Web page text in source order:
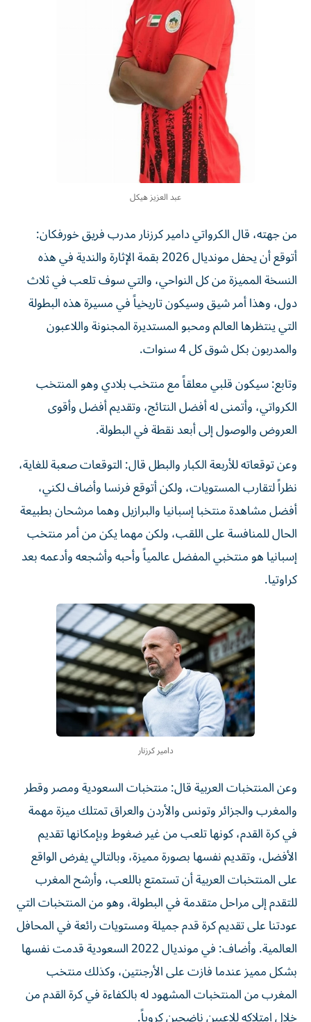
عبد العزيز هيكل
من جهته، قال الكرواتي دامير كرزنار مدرب فريق خورفكان:
أتوقع أن يحفل مونديال 2026 بقمة الإثارة والندية في هذه
النسخة المميزة من كل النواحي، والتي سوف تلعب في ثلاث
دول، وهذا أمر شيق وسيكون تاريخياً في مسيرة هذه البطولة
التي ينتظرها العالم ومحبو المستديرة المجنونة واللاعبون
والمدربون بكل شوق كل 4 سنوات.
وتابع: سيكون قلبي معلقاً مع منتخب بلادي وهو المنتخب
الكرواتي، وأتمنى له أفضل النتائج، وتقديم أفضل وأقوى
العروض والوصول إلى أبعد نقطة في البطولة.
وعن توقعاته للأربعة الكبار والبطل قال: التوقعات صعبة للغاية،
نظراً لتقارب المستويات، ولكن أتوقع فرنسا وأضاف لكني،
أفضل مشاهدة منتخبا إسبانيا والبرازيل وهما مرشحان بطبيعة
الحال للمنافسة على اللقب، ولكن مهما يكن من أمر منتخب
إسبانيا هو منتخبي المفضل عالمياً وأحبه وأشجعه وأدعمه بعد
كراوتيا.
دامير كرزنار
وعن المنتخبات العربية قال: منتخبات السعودية ومصر وقطر
والمغرب والجزائر وتونس والأردن والعراق تمتلك ميزة مهمة
في كرة القدم، كونها تلعب من غير ضغوط وبإمكانها تقديم
الأفضل، وتقديم نفسها بصورة مميزة، وبالتالي يفرض الواقع
على المنتخبات العربية أن تستمتع باللعب، وأرشح المغرب
للتقدم إلى مراحل متقدمة في البطولة، وهو من المنتخبات التي
عودتنا على تقديم كرة قدم جميلة ومستويات رائعة في المحافل
العالمية. وأضاف: في مونديال 2022 السعودية قدمت نفسها
بشكل مميز عندما فازت على الأرجنتين، وكذلك منتخب
المغرب من المنتخبات المشهود له بالكفاءة في كرة القدم من